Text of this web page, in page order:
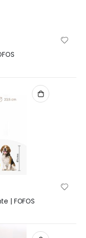
| FOFOS